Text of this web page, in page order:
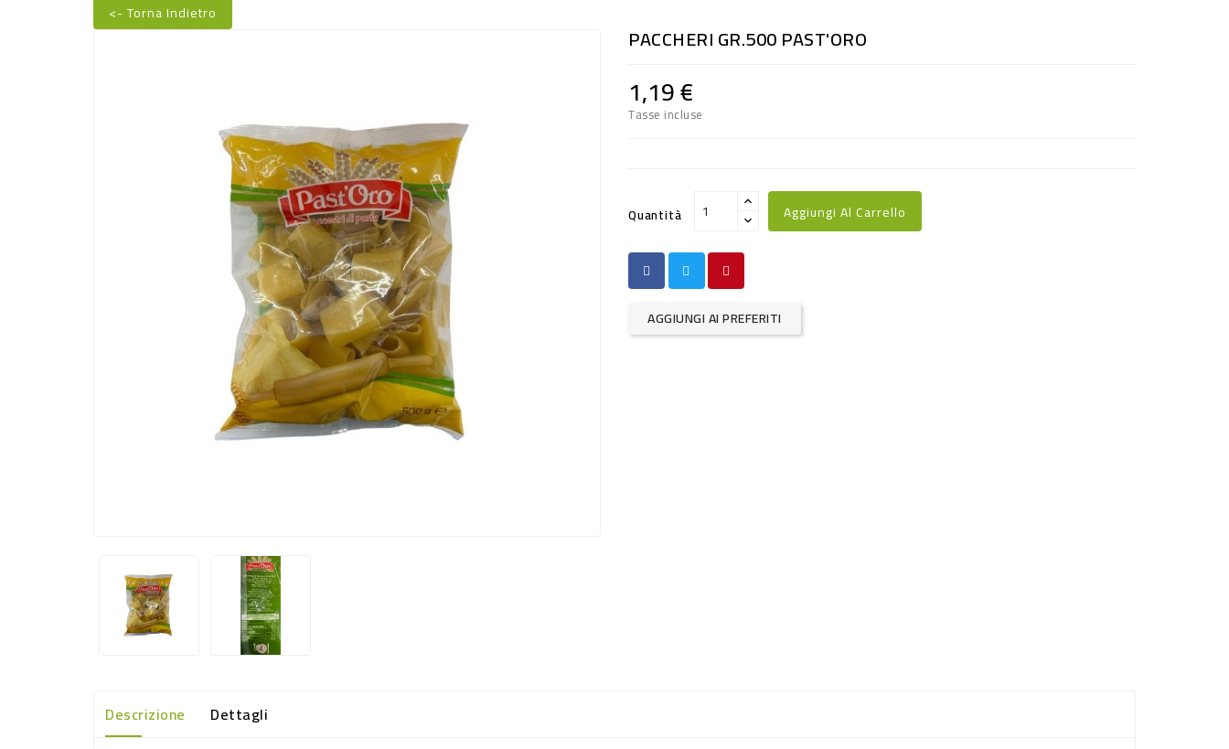
<- Torna Indietro
PACCHERI GR.500 PAST'ORO
1,19 €
Tasse incluse
Quantità Aggiungi Al Carrello
AGGIUNGI AI PREFERITI
Descrizione Dettagli